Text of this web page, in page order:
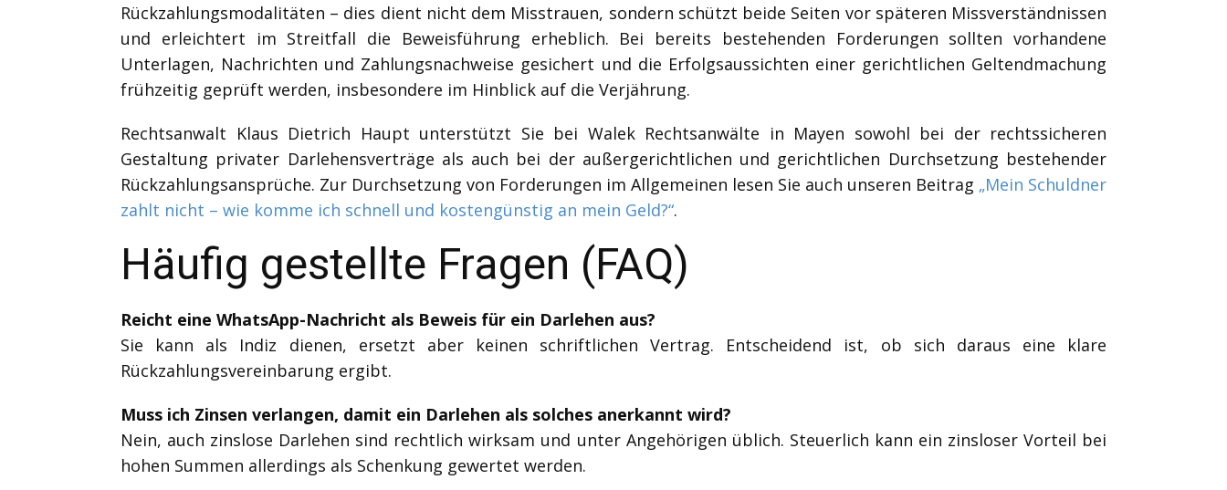
Rückzahlungsmodalitäten – dies dient nicht dem Misstrauen, sondern schützt beide Seiten vor späteren Missverständnissen
und erleichtert im Streitfall die Beweisführung erheblich. Bei bereits bestehenden Forderungen sollten vorhandene
Unterlagen, Nachrichten und Zahlungsnachweise gesichert und die Erfolgsaussichten einer gerichtlichen Geltendmachung
frühzeitig geprüft werden, insbesondere im Hinblick auf die Verjährung.
Rechtsanwalt Klaus Dietrich Haupt unterstützt Sie bei Walek Rechtsanwälte in Mayen sowohl bei der rechtssicheren
Gestaltung privater Darlehensverträge als auch bei der außergerichtlichen und gerichtlichen Durchsetzung bestehender
Rückzahlungsansprüche. Zur Durchsetzung von Forderungen im Allgemeinen lesen Sie auch unseren Beitrag „Mein Schuldner
zahlt nicht – wie komme ich schnell und kostengünstig an mein Geld?“.
Häufig gestellte Fragen (FAQ)
Reicht eine WhatsApp-Nachricht als Beweis für ein Darlehen aus?
Sie kann als Indiz dienen, ersetzt aber keinen schriftlichen Vertrag. Entscheidend ist, ob sich daraus eine klare
Rückzahlungsvereinbarung ergibt.
Muss ich Zinsen verlangen, damit ein Darlehen als solches anerkannt wird?
Nein, auch zinslose Darlehen sind rechtlich wirksam und unter Angehörigen üblich. Steuerlich kann ein zinsloser Vorteil bei
hohen Summen allerdings als Schenkung gewertet werden.